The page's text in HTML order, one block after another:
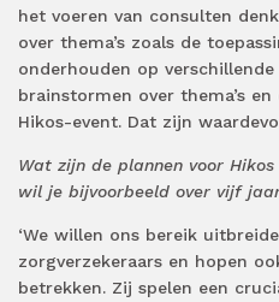
het voeren van consulten
over thema’s zoals de
onderhouden op
brainstormen over thema’s
Hikos-event. Dat zijn
Wat zijn de plannen voor
wil je bijvoorbeeld over vijf
‘We willen ons bereik
zorgverzekeraars en hopen
betrekken. Zij spelen een